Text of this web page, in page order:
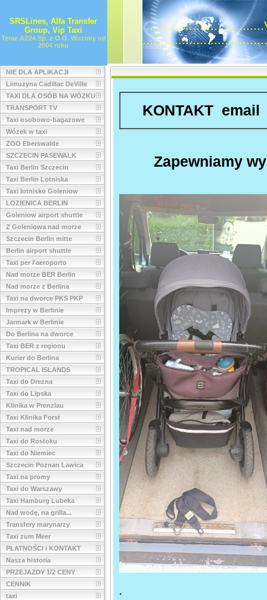
SRSLines, Alfa Transfer
Group, Vip Taxi
Teraz AZ24 Sp. z O.O. Wozimy od
2004 roku
NIE DLA APLIKACJI
Limuzyna Cadillac DeVille
TAXI DLA OSÓB NA WÓZKU
TRANSPORT TV
Taxi osobowo-bagazowe
Wózek w taxi
ZOO Eberswalde
SZCZECIN PASEWALK
Taxi Berlin Szczecin
Taxi Berlin Lotniska
Taxi lotnisko Goleniow
LOZIENICA BERLIN
Goleniow airport shuttle
Z Goleniowa nad morze
Szczecin Berlin mitte
Berlin airport shuttle
Taxi per l'aeroporto
Nad morze BER Berlin
Nad morze z Berlina
Taxi na dworce PKS PKP
Imprezy w Berlinie
Jarmark w Berlinie
Do Berlina na dworce
Taxi BER z regionu
Kurier do Berlina
TROPICAL ISLANDS
Taxi do Drezna
Taxi do Lipska
Klinika w Prenzlau
Taxi Klinika Forst
Taxi nad morze
Taxi do Rostoku
Taxi do Niemiec
Szczecin Poznan Lawica
Taxi na promy
Taxi do Warszawy
Taxi Hamburg Lubeka
Nad wodę, na grilla...
Transfery marynarzy
Taxi zum Meer
PŁATNOŚCI i KONTAKT
Nasza historia
PRZEJAZDY 1/2 CENY
CENNIK
taxi
KONTAKT
Zapewniamy
.